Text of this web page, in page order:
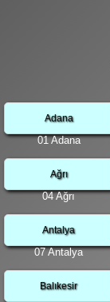
Adana
01 Adana
Ağrı
04 Ağrı
Antalya
07 Antalya
Balıkesir